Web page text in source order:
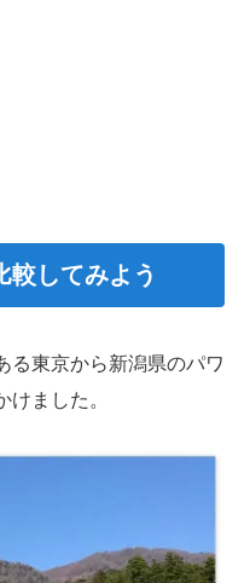
較してみよう
る東京から新潟県のパワ
けました。